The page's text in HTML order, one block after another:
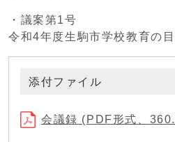
・議案第1号
令和4年度生駒市学校教育の
添付ファイル
会議録 (PDF形式、